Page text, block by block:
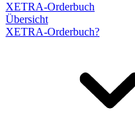
XETRA-Orderbuch
Übersicht
XETRA-Orderbuch?